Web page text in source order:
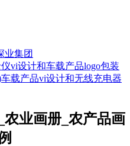
业集团
vi设计和车载产品logo包装
车载产品vi设计和无线充电器
农业画册_农产品画